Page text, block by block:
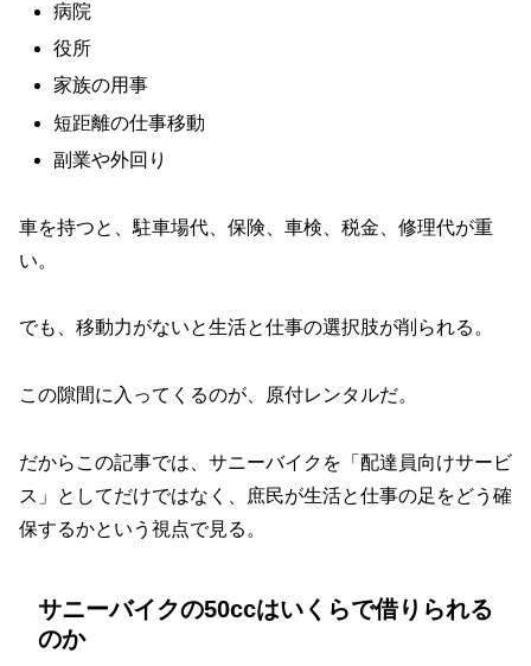
病院
役所
家族の用事
短距離の仕事移動
副業や外回り
車を持つと、駐車場代、保険、車検、税金、修理代が重
い。
でも、移動力がないと生活と仕事の選択肢が削られる。
この隙間に入ってくるのが、原付レンタルだ。
だからこの記事では、サニーバイクを「配達員向けサービ
ス」としてだけではなく、庶民が生活と仕事の足をどう確
保するかという視点で見る。
サニーバイクの50ccはいくらで借りられる
のか